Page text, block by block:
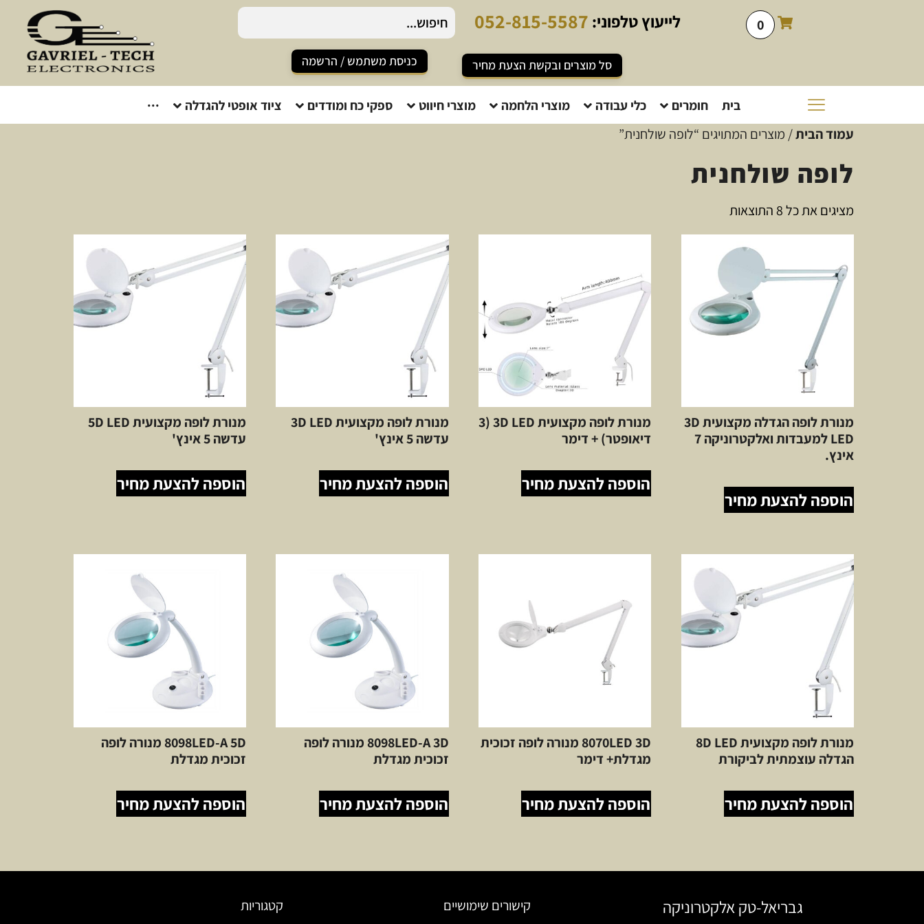
0 לייעוץטלפוני: -815-5587
סל מוצרים ובקשת הצעת מחיר כניסת משתמש / הרשמה
בית חומרים כלי עבודה מוצרי הלחמה מוצרי חיווט ספקי כח ומודדים ציוד אופטי להגדלה ···
עמוד הבית/ מוצרים המתויגים “לופה שולחנית”
לופה שולחנית
מציגים את כל ⁦8⁩ התוצאות
מנורת לופה הגדלה מקצועית 3D
LED למעבדות ואלקטרוניקה 7
אינץ.
הוספה להצעת מחיר
מנורת לופה מקצועית 3D LED (3
דיאופטר) + דימר
הוספה להצעת מחיר
מנורת לופה מקצועית 3D LED
עדשה 5 אינץ'
הוספה להצעת מחיר
מנורת לופה מקצועית 5D LED
עדשה 5 אינץ'
הוספה להצעת מחיר
מנורת לופה מקצועית 8D LED
הגדלה עוצמתית לביקורת
הוספה להצעת מחיר
8070LED 3D מנורה לופה זכוכית
מגדלת+ דימר
הוספה להצעת מחיר
8098LED-A 3D מנורה לופה
זכוכית מגדלת
הוספה להצעת מחיר
8098LED-A 5D מנורה לופה
זכוכית מגדלת
הוספה להצעת מחיר
גבריאל-טק אלקטרוניקה קישורים שימושיים קטגוריות